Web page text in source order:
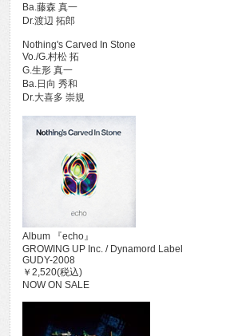
Ba.藤森 真一
Dr.渡辺 拓郎
Nothing's Carved In Stone
Vo./G.村松 拓
G.生形 真一
Ba.日向 秀和
Dr.大喜多 崇規
Album 『echo』
GROWING UP Inc. / Dynamord Label
GUDY-2008
￥2,520(税込)
NOW ON SALE